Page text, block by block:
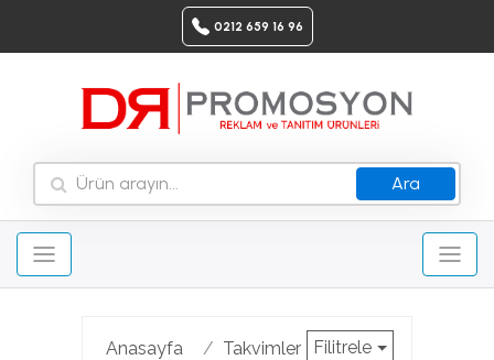
0212 659 16 96
Ara
Anasayfa Takvimler Filitrele